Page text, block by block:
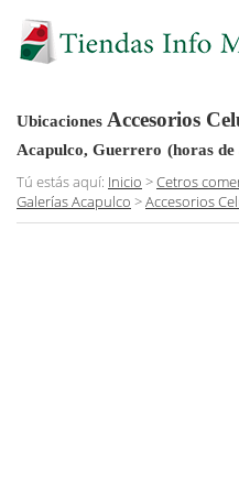
Ubicaciones Accesorios
Acapulco, Guerrero (horas
Tú estás aquí: Inicio >Cetros
Galerías Acapulco >Accesorios